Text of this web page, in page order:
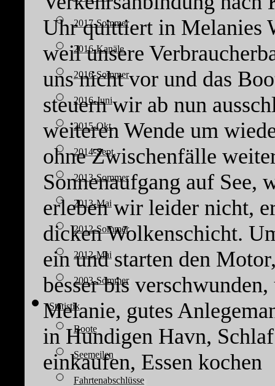
2017-Sommer
2016-Kanäle
2016-Sommer
2016-Juni
2015-Okt.
2014-Sept.
2013-Sommer
2013-Mai
2012-Sommer
2012-Mai
2003-Sommer
Statistik
Boote
Seemeilen
Fahrtenabschlüsse
Uhr quittiert in Melanies
weil unsere
uns nicht vor und das
steuern wir ab nun
weiteren Wende um
ohne Zwischenfälle
Sonnenaufgang auf See,
erleben wir leider nicht,
dicken Wolkenschicht.
ein und starten den
besser bis
Melanie, gutes
in Hundigen Havn,
einkaufen, Essen kochen